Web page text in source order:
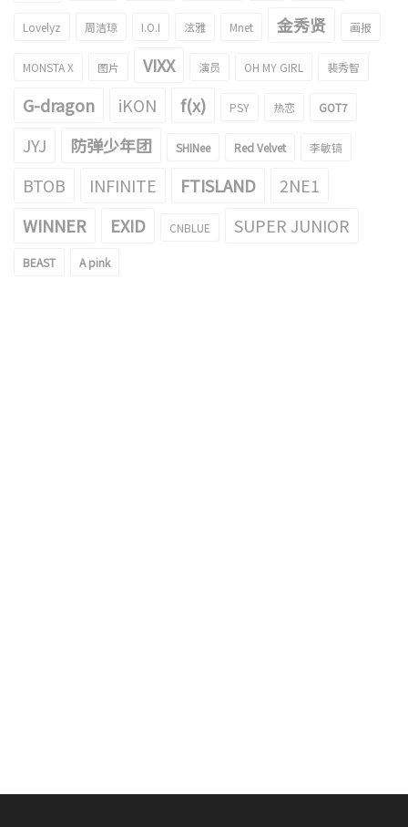
Lovelyz 周洁琼 I.O.I 泫雅 Mnet 金秀贤 画报
MONSTA X 图片 VIXX 演员 OH MY GIRL 裴秀智
G-dragon iKON f(x) PSY 热恋 GOT7
JYJ 防弹少年团 SHINee Red Velvet 李敏镐
BTOB INFINITE FTISLAND
2NE1
WINNER
EXID CNBLUE SUPER JUNIOR
BEAST A pink